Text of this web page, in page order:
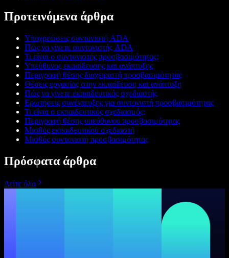
Προτεινόμενα άρθρα
Υποχρεώσεις συντονιστή ADA
Πώς να γίνετε συντονιστής ADA
Τι είναι ο συντονιστής προσβασιμότητας;
Υπεύθυνος εκπαίδευσης και ανάπτυξης
Περιγραφή θέσης διαχειριστή προσβασιμότητας
Θέσεις εργασίας στην εκπαίδευση και ανάπτυξη
Πώς να γίνετε εκπαιδευτικός σχεδιαστής
Ερωτήσεις συνέντευξης για συντονιστή προσβασιμότητας
Τι είναι ο εκπαιδευτικός σχεδιασμός;
Περιγραφή θέσης υπεύθυνου προσβασιμότητας
Μισθός εκπαιδευτικού σχεδιαστή
Μισθός συντονιστή προσβασιμότητας
Πρόσφατα άρθρα
Δείτε όλα